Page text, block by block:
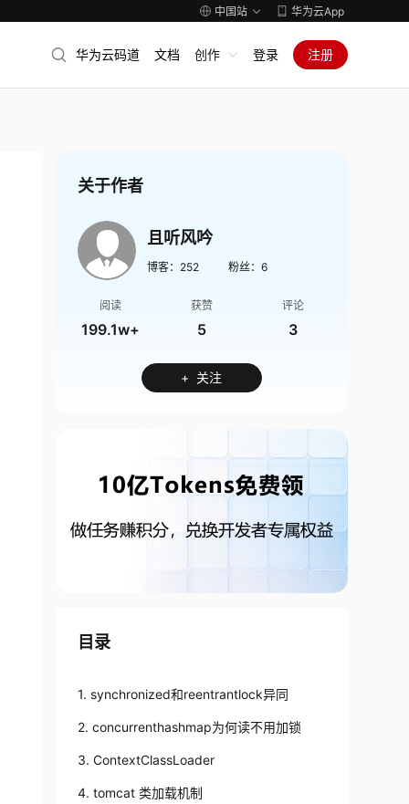
中国站 华为云App
华为云码道 文档 创作 登录 注册
关于作者
且听风吟
博客： 252 粉丝： 6
阅读
199.1w+
获赞
5
评论
3
+ 关注
目录
1. synchronized和reentrantlock异同
2. concurrenthashmap为何读不用加锁
3. ContextClassLoader
4. tomcat 类加载机制